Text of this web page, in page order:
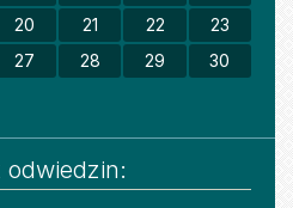
20 21 22
23
27 28 29
30
odwiedzin: